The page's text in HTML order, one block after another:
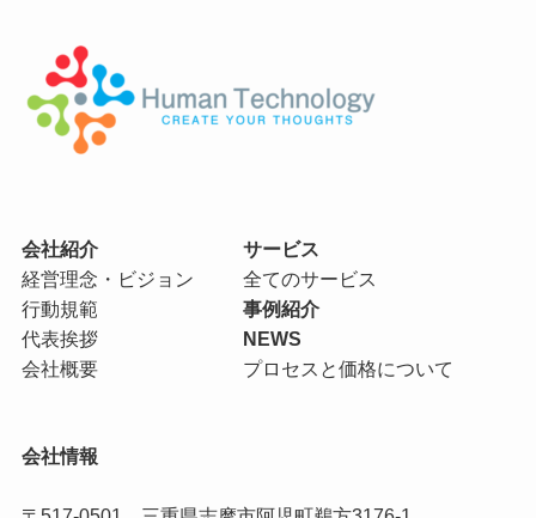
会社紹介
サービス
経営理念・ビジョン
全てのサービス
行動規範
事例紹介
代表挨拶
NEWS
会社概要
プロセスと価格について
会社情報